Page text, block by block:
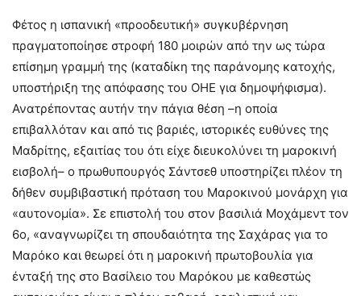
Φέτος η ισπανική «προοδευτική» συγκυβέρνηση
πραγματοποίησε στροφή 180 μοιρών από την ως τώρα
επίσημη γραμμή της (καταδίκη της παράνομης κατοχής,
υποστήριξη της απόφασης του ΟΗΕ για δημοψήφισμα).
Ανατρέποντας αυτήν την πάγια θέση –η οποία
επιβαλλόταν και από τις βαριές, ιστορικές ευθύνες της
Μαδρίτης, εξαιτίας του ότι είχε διευκολύνει τη μαροκινή
εισβολή– ο πρωθυπουργός Σάντσεθ υποστηρίζει πλέον τη
δήθεν συμβιβαστική πρόταση του Μαροκινού μονάρχη για
«αυτονομία». Σε επιστολή του στον βασιλιά Μοχάμεντ τον
6ο, «αναγνωρίζει τη σπουδαιότητα της Σαχάρας για το
Μαρόκο και θεωρεί ότι η μαροκινή πρωτοβουλία για
ένταξή της στο Βασίλειο του Μαρόκου με καθεστώς